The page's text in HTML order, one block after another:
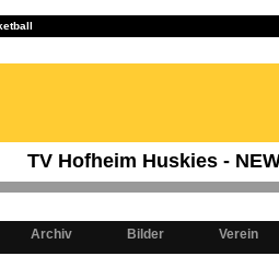
TV Hofheim Huskies -
Archiv Bilder Verein